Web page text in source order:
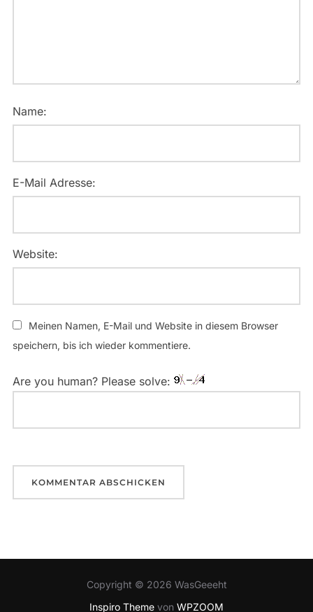
Name:
E-Mail Adresse:
Website:
Meinen Namen, E-Mail und Website in diesem Browser
speichern, bis ich wieder kommentiere.
Are you human? Please solve:
Copyright © 2026 WasGeeeht
Inspiro Theme von WPZOOM